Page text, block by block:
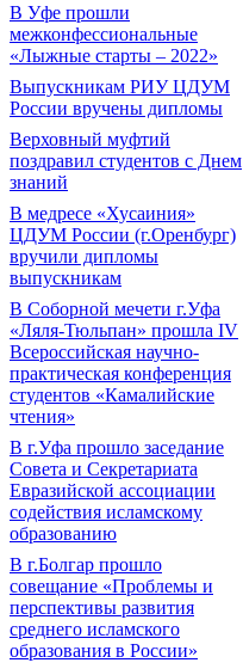
В Уфе прошли
межконфессиональные
«Лыжные старты – 2022»
Выпускникам РИУ ЦДУМ
России вручены дипломы
Верховный муфтий
поздравил студентов с Днем
знаний
В медресе «Хусаиния»
ЦДУМ России (г.Оренбург)
вручили дипломы
выпускникам
В Соборной мечети г.Уфа
«Ляля-Тюльпан» прошла IV
Всероссийская научно-
практическая конференция
студентов «Камалийские
чтения»
В г.Уфа прошло заседание
Совета и Секретариата
Евразийской ассоциации
содействия исламскому
образованию
В г.Болгар прошло
совещание «Проблемы и
перспективы развития
среднего исламского
образования в России»